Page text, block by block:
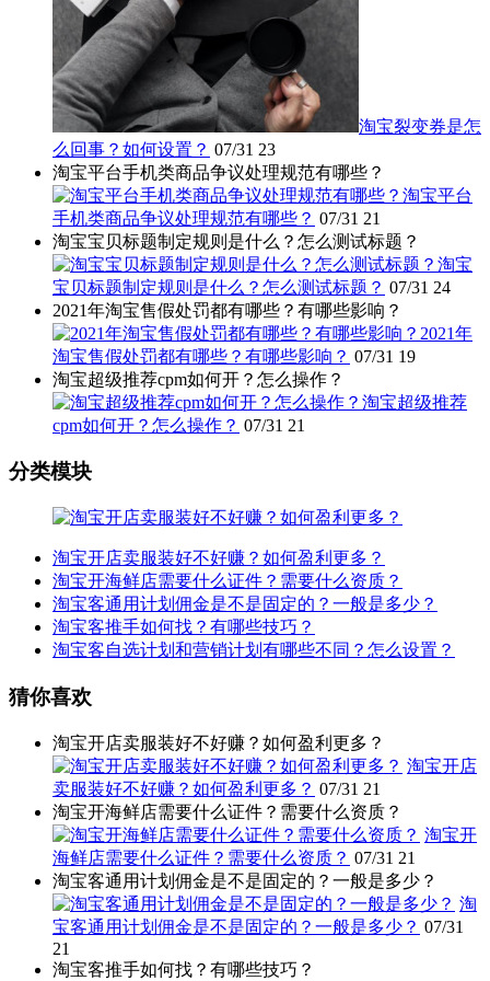
淘宝裂变券是怎
么回事？如何设置？ 07/31 23
淘宝平台手机类商品争议处理规范有哪些？
淘宝平台
手机类商品争议处理规范有哪些？ 07/31 21
淘宝宝贝标题制定规则是什么？怎么测试标题？
淘宝
宝贝标题制定规则是什么？怎么测试标题？ 07/31 24
2021年淘宝售假处罚都有哪些？有哪些影响？
2021年
淘宝售假处罚都有哪些？有哪些影响？ 07/31 19
淘宝超级推荐cpm如何开？怎么操作？
淘宝超级推荐
cpm如何开？怎么操作？ 07/31 21
分类模块
淘宝开店卖服装好不好赚？如何盈利更多？
淘宝开海鲜店需要什么证件？需要什么资质？
淘宝客通用计划佣金是不是固定的？一般是多少？
淘宝客推手如何找？有哪些技巧？
淘宝客自选计划和营销计划有哪些不同？怎么设置？
猜你喜欢
淘宝开店卖服装好不好赚？如何盈利更多？
淘宝开店
卖服装好不好赚？如何盈利更多？ 07/31 21
淘宝开海鲜店需要什么证件？需要什么资质？
淘宝开
海鲜店需要什么证件？需要什么资质？ 07/31 21
淘宝客通用计划佣金是不是固定的？一般是多少？
淘
宝客通用计划佣金是不是固定的？一般是多少？ 07/31
21
淘宝客推手如何找？有哪些技巧？